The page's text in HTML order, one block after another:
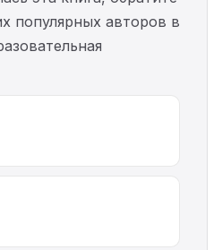
популярных авторов в